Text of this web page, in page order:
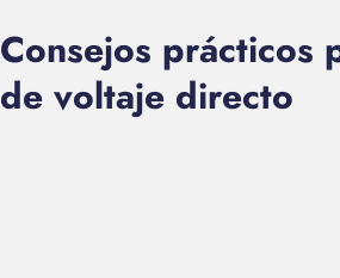
Consejos prácticos
de voltaje directo